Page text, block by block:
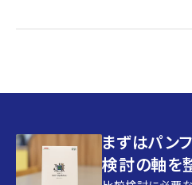
まずはパンフ
検討の軸を